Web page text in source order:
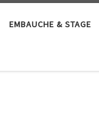
EMBAUCHE & STAGE